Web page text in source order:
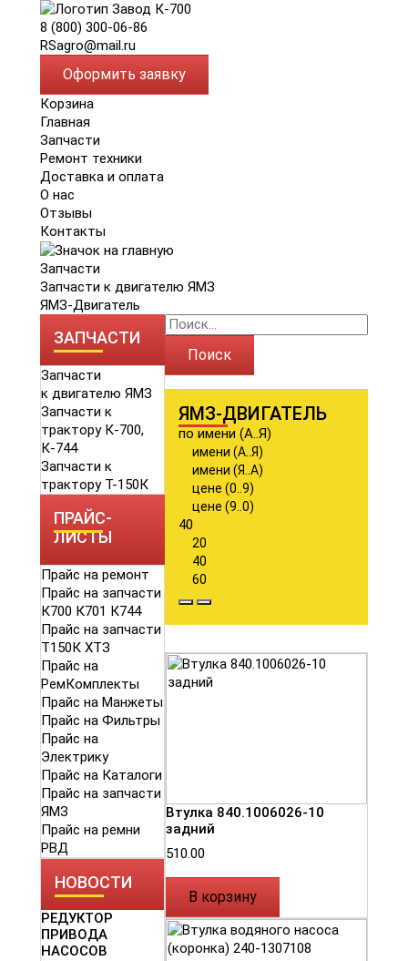
8 (800) 300-06-86
RSagro@mail.ru
Оформить заявку
Корзина
Главная
Запчасти
Ремонт техники
Доставка и оплата
О нас
Отзывы
Контакты
Запчасти
Запчасти к двигателю ЯМЗ
ЯМЗ-Двигатель
ЗАПЧАСТИ
Запчасти
к двигателю ЯМЗ
Запчасти к
трактору К-700,
К-744
Запчасти к
трактору Т-150К
ПРАЙС-
ЛИСТЫ
Прайс на ремонт
Прайс на запчасти
К700 К701 К744
Прайс на запчасти
Т150К ХТЗ
Прайс на
РемКомплекты
Прайс на Манжеты
Прайс на Фильтры
Прайс на
Электрику
Прайс на Каталоги
Прайс на запчасти
ЯМЗ
Прайс на ремни
РВД
НОВОСТИ
РЕДУКТОР
ПРИВОДА
НАСОСОВ
Поиск
ЯМЗ-ДВИГАТЕЛЬ
по имени (А..Я)
имени (А..Я)
имени (Я..А)
цене (0..9)
цене (9..0)
40
20
40
60
Втулка 840.1006026-10
задний
510.00
В корзину